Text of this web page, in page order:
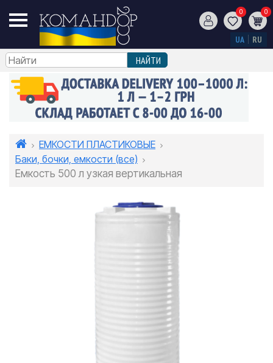
0 0
UA RU
ЕМКОСТИ ПЛАСТИКОВЫЕ
Баки, бочки, емкости (все)
Емкость 500 л узкая вертикальная